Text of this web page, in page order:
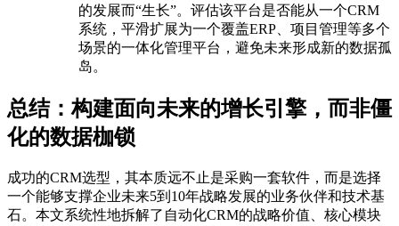
的发展而“生长”。评估该平台是否能从一个CRM
系统，平滑扩展为一个覆盖ERP、项目管理等多个
场景的一体化管理平台，避免未来形成新的数据孤
岛。
总结：构建面向未来的增长引擎，而非僵
化的数据枷锁
成功的CRM选型，其本质远不止是采购一套软件，而是选择
一个能够支撑企业未来5到10年战略发展的业务伙伴和技术基
石。本文系统性地拆解了自动化CRM的战略价值、核心模块